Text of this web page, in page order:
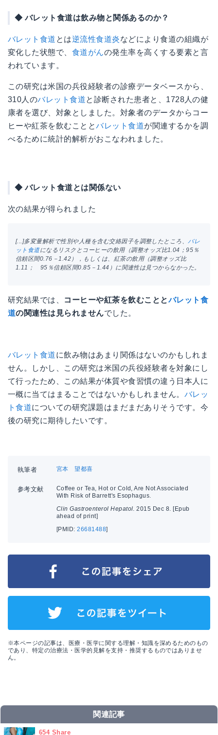
◆ バレット食道は飲み物と関係あるのか？
バレット食道 とは逆流性食道炎などにより食道の組織が
変化した状態で、 食道がんの発生率を高くする要素と言
われています。
この研究は米国の兵役経験者の診療データベースから、
310人のバレット食道と診断された患者と、1728人の健
康者を選び、対象としました。対象者のデータからコー
ヒーや紅茶を飲むこととバレット食道が関連するかを調
べるために統計的解析がおこなわれました。
◆ バレット食道とは関係ない
次の結果が得られました
[...]多変量解析で性別や人種を含む交絡因子を調整したところ、バレ
ット食道になるリスクとコーヒーの飲用（調整オッズ比1.04；95％
信頼区間0.76－1.42），もしくは、紅茶の飲用（調整オッズ比
1.11； 95％信頼区間0.85－1.44）に関連性は見つからなかった。
研究結果では、 コーヒーや紅茶を飲むこととバレット食
道の関連性は見られませんでした。
バレット食道に飲み物はあまり関係はないのかもしれま
せん。しかし、この研究は米国の兵役経験者を対象にし
て行ったため、この結果が体質や食習慣の違う日本人に
一概に当てはまることではないかもしれません。 バレッ
ト食道についての研究課題はまだまだありそうです。今
後の研究に期待したいです。
執筆者 宮本 望都喜
参考文献
Coffee or Tea, Hot or Cold, Are Not Associated
With Risk of Barrett's Esophagus.
Clin Gastroenterol Hepatol . 2015 Dec 8. [Epub
ahead of print]
[PMID:26681488]
※本ページの記事は、医療・医学に関する理解・知識を深めるためのもの
であり、特定の治療法・医学的見解を支持・推奨するものではありませ
ん。
関連記事
654 Share